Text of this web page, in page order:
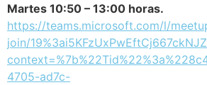
Martes 10:50 – 13:00 horas.
https://teams.microsoft.com/l/
join/
4705-ad7c-